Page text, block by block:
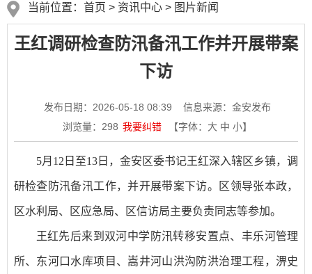
当前位置： 首页 > 资讯中心 > 图片新闻
王红调研检查防汛备汛工作并开展带案
下访
发布日期：2026-05-18 08:39
信息来源：金安发布
浏览量： 298 我要纠错 【字体： 大 中 小】
5月12日至13日，金安区委书记王红深入辖区乡镇，调
研检查防汛备汛工作，并开展带案下访。区领导张本政，
区水利局、区应急局、区信访局主要负责同志等参加。
王红先后来到双河中学防汛转移安置点、丰乐河管理
所、东河口水库项目、嵩井河山洪沟防洪治理工程，淠史